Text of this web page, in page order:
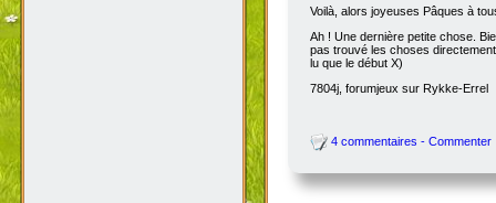
Voilà, alors joyeuses Pâques à
Ah ! Une dernière petite chose.
pas trouvé les choses
lu que le début X)
7804j, forumjeux sur Rykke-Errel
4 commentaires - Commenter